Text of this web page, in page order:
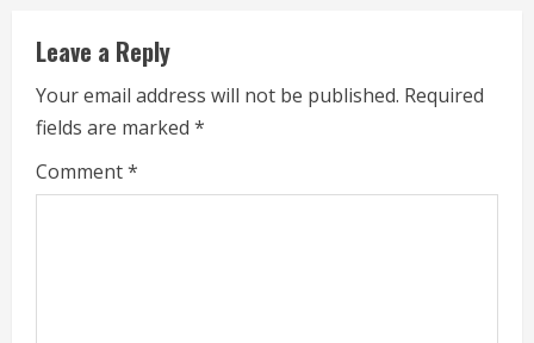
u
e
R
e
Leave a Reply
Your email address will not be published. Required
fields are marked *
Comment*